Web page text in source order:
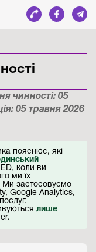
чинності: 05
05 травня 2026
пояснює, які
коли ви
ми їх
Ми застосовуємо
Google Analytics,
лише